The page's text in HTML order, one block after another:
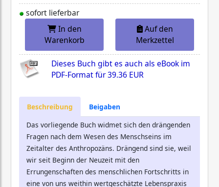
sofort lieferbar
In den
Warenkorb
Auf den
Merkzettel
Dieses Buch gibt es auch als eBook im
PDF-Format für39.36 EUR
Beschreibung
Beigaben
Das vorliegende Buch widmet sich den drängenden
Fragen nach dem Wesen des Menschseins im
Zeitalter des Anthropozäns. Drängend sind sie, weil
wir seit Beginn der Neuzeit mit den
Errungenschaften des menschlichen Fortschritts in
eine von uns weithin wertgeschätzte Lebenspraxis